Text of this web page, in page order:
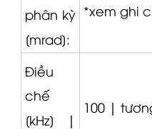
phân kỳ
[mrad]:
*xem ghi
Điều
chế
[kHz] |
100 |